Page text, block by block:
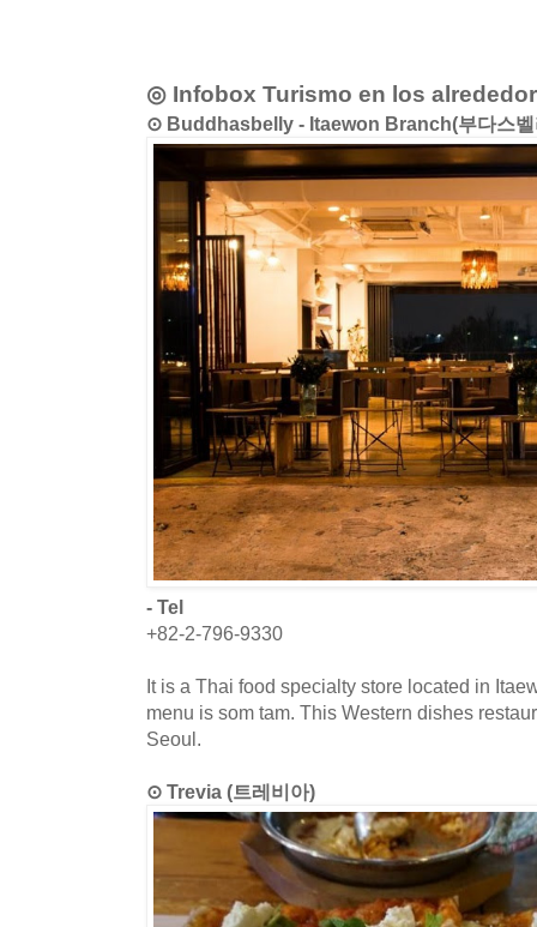
◎ Infobox Turismo en los
⊙ Buddhasbelly - Itaewon Branch(부다스벨
- Tel
+82-2-796-9330
It is a Thai food specialty store located in
menu is som tam. This Western dishes
Seoul.
⊙ Trevia (트레비아)